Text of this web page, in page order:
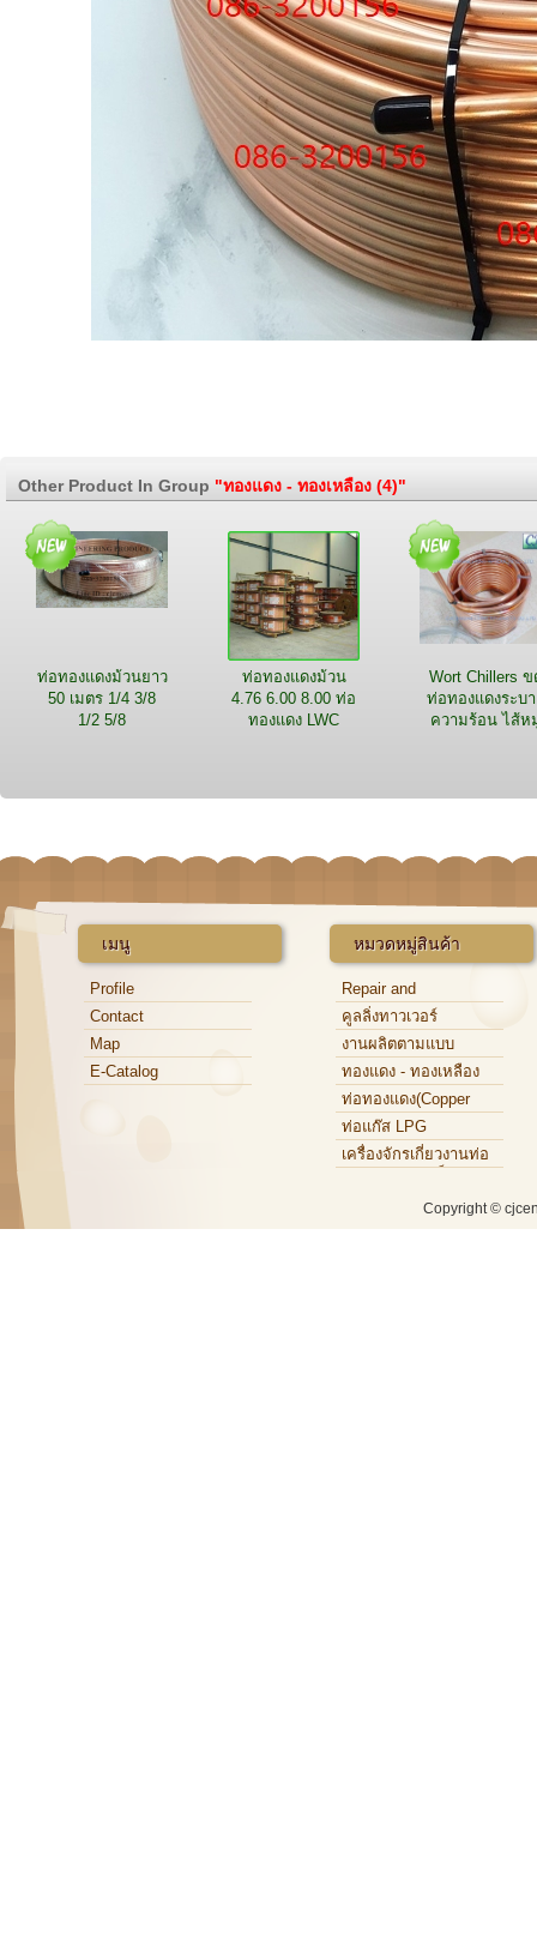
Other Product In Group "ทองแดง - ทองเหลือง (4)"
ท่อทองแดงม้วนยาว
50 เมตร 1/4 3/8
1/2 5/8
ท่อทองแดงม้วน
4.76 6.00 8.00 ท่อ
ทองแดง LWC
Wort Chillers ข
ท่อทองแดงระบ
ความร้อน ไส้ห
เมนู
Profile
Contact
Map
E-Catalog
หมวดหมู่สินค้า
Repair and
Maintenance
คูลลิ่งทาวเวอร์
งานผลิตตามแบบ
ทองแดง - ทองเหลือง
ท่อทองแดง(Copper
Tube)
ท่อแก๊ส LPG
เครื่องจักรเกี่ยวงานท่อ
Copyright ©